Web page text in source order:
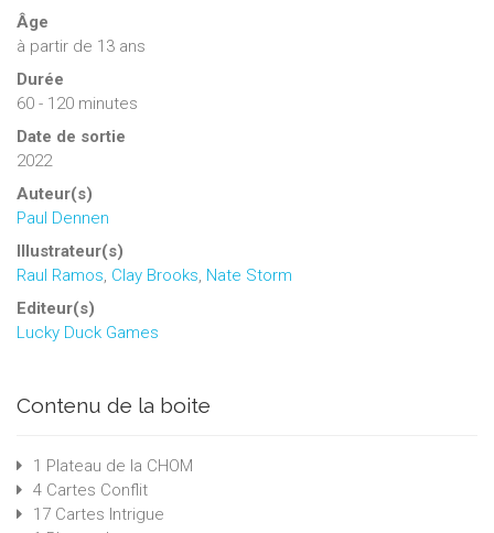
Âge
à partir de 13 ans
Durée
60 - 120 minutes
Date de sortie
2022
Auteur(s)
Paul Dennen
Illustrateur(s)
Raul Ramos, Clay Brooks, Nate Storm
Editeur(s)
Lucky Duck Games
Contenu de la boite
1 Plateau de la CHOM
4 Cartes Conflit
17 Cartes Intrigue